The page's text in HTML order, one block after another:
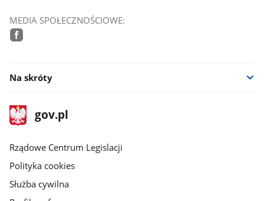
MEDIA SPOŁECZNOŚCIOWE:
Na skróty
stopka
gov.plStrona
gov.pl
Rządowe Centrum Legislacji
Polityka cookies
Służba cywilna